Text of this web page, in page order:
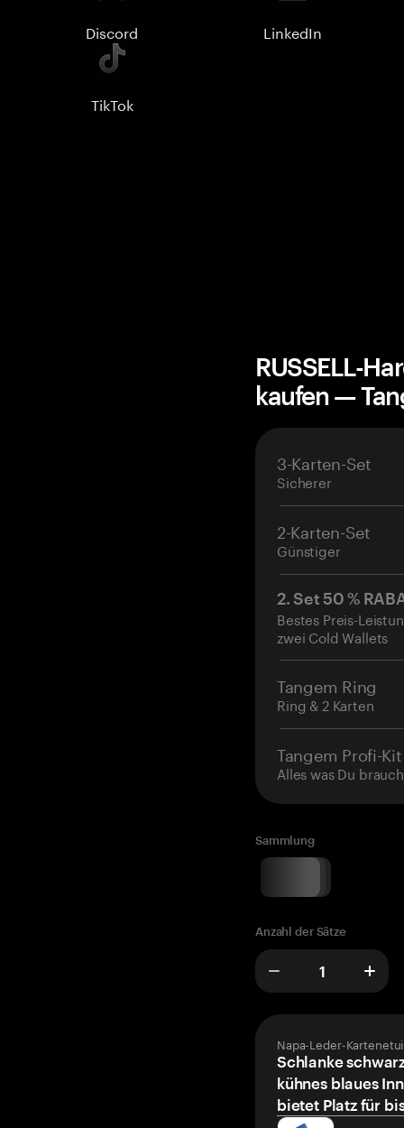
Discord LinkedIn
TikTok
RUSSELL-
kaufen —
3-Karten-Set
Sicherer
2-Karten-Set
Günstiger
2. Set 50 %
Bestes Preis-
zwei Cold Wallets
Tangem Ring
Ring & 2 Karten
Tangem Profi-Kit
Alles was Du
Sammlung
Anzahl der Sätze
Napa-Leder-
Schlanke
kühnes blaues
bietet Platz für